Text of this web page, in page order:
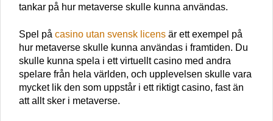
tankar på hur metaverse skulle kunna användas.
Spel på casino utan svensk licens är ett exempel på
hur metaverse skulle kunna användas i framtiden. Du
skulle kunna spela i ett virtuellt casino med andra
spelare från hela världen, och upplevelsen skulle vara
mycket lik den som uppstår i ett riktigt casino, fast än
att allt sker i metaverse.